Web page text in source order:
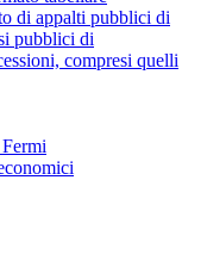
di appalti pubblici di
pubblici di
compresi quelli